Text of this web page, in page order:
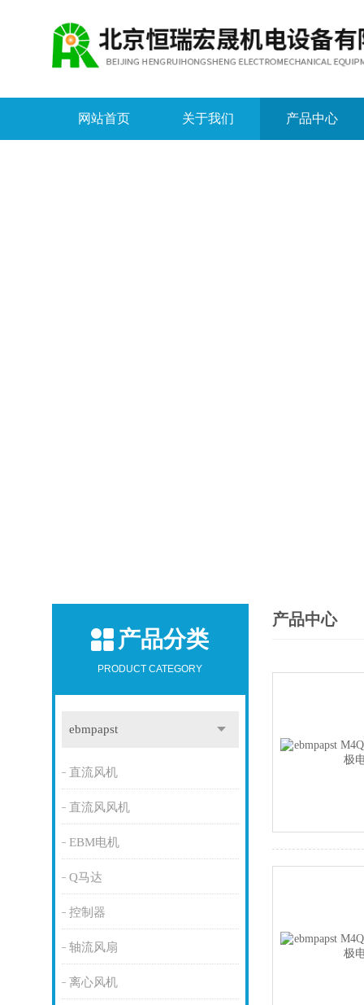
网站首页 关于我们 产品中心
产品分类
PRODUCT CATEGORY
ebmpapst
直流风机
直流风风机
EBM电机
Q马达
控制器
轴流风扇
离心风机
产品中心